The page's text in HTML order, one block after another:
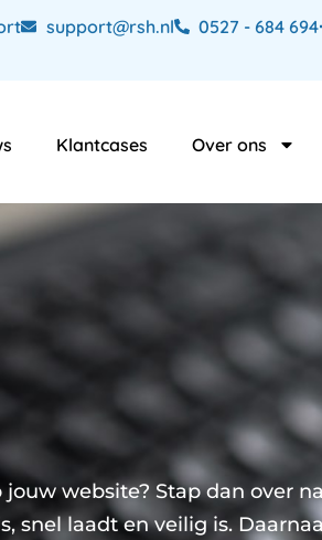
support@rsh.nl 0527 - 684 694
Klantcases Over ons
website? Stap dan over
snel laadt en veilig is.